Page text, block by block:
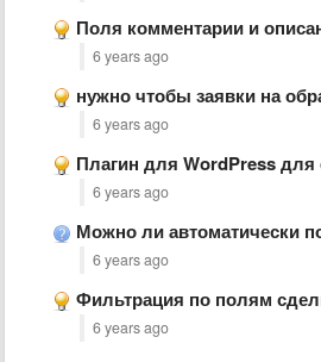
Поля комментарии и
6 years ago
нужно чтобы заявки на обратный звонок
6 years ago
Плагин для WordPress для обратного
6 years ago
Можно ли автоматически получить сделку при
6 years ago
Фильтрация по полям
6 years ago